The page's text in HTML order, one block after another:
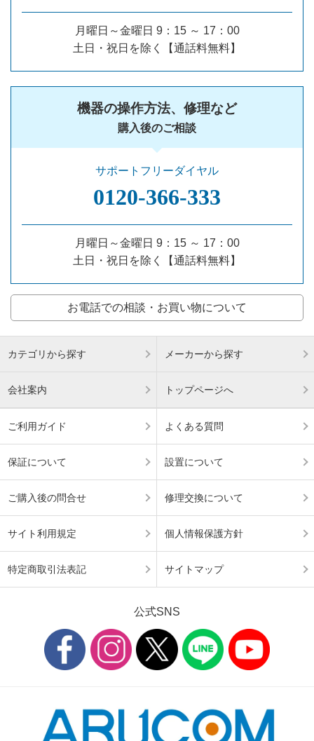
月曜日～金曜日 9：15 ～ 17：00
土日・祝日を除く【通話料無料】
機器の操作方法、修理など
購入後のご相談
サポートフリーダイヤル
0120‐366‐333
月曜日～金曜日 9：15 ～ 17：00
土日・祝日を除く【通話料無料】
お電話での相談・お買い物について
カテゴリから探す メーカーから探す
会社案内 トップページへ
ご利用ガイド よくある質問
保証について 設置について
ご購入後の問合せ 修理交換について
サイト利用規定 個人情報保護方針
特定商取引法表記 サイトマップ
公式SNS